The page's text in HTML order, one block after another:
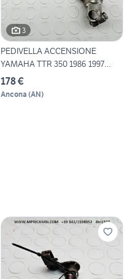
3
PEDIVELLA ACCENSIONE
YAMAHA TTR 350 1986 1997
TT35
178 €
Ancona (AN)